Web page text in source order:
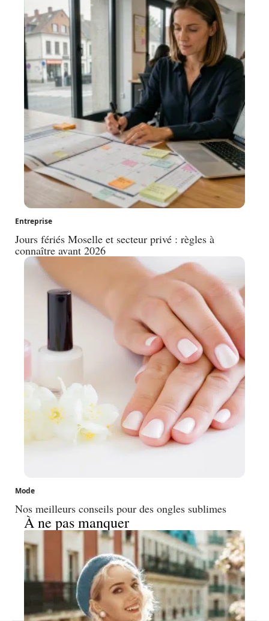
Entreprise
Jours fériés Moselle et secteur privé : règles à
connaître avant 2026
Mode
Nos meilleurs conseils pour des ongles sublimes
À ne pas manquer